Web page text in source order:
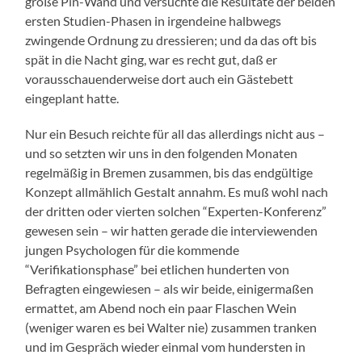
ersten Studien-Phasen in irgendeine halbwegs
zwingende Ordnung zu dressieren; und da das oft bis
spät in die Nacht ging, war es recht gut, daß er
vorausschauenderweise dort auch ein Gästebett
eingeplant hatte.
Nur ein Besuch reichte für all das allerdings nicht aus –
und so setzten wir uns in den folgenden Monaten
regelmäßig in Bremen zusammen, bis das endgültige
Konzept allmählich Gestalt annahm. Es muß wohl nach
der dritten oder vierten solchen “Experten-Konferenz”
gewesen sein – wir hatten gerade die interviewenden
jungen Psychologen für die kommende
“Verifikationsphase” bei etlichen hunderten von
Befragten eingewiesen – als wir beide, einigermaßen
ermattet, am Abend noch ein paar Flaschen Wein
(weniger waren es bei Walter nie) zusammen tranken
und im Gespräch wieder einmal vom hundersten in